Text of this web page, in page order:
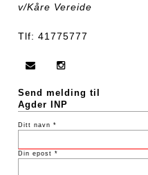
v/Kåre Vereide
Tlf: 41775777
Send melding til
Agder INP
Ditt navn *
Din epost *